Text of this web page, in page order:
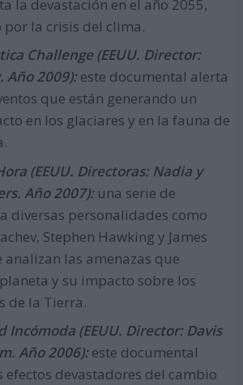
la devastación en el año 2055,
por la crisis del clima.
Challenge (EEUU. Director:
Año 2009):este documental alerta
que están generando un
en los glaciares y en la fauna de
(EEUU. Directoras: Nadia y
Año 2007): una serie de
diversas personalidades como
Stephen Hawking y James
analizan las amenazas que
y su impacto sobre los
de la Tierra.
Incómoda (EEUU. Director: Davis
Año 2006):este documental
efectos devastadores del cambio